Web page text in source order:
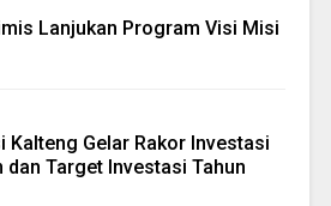
Lanjukan Program Visi Misi
Kalteng Gelar Rakor Investasi
dan Target Investasi Tahun